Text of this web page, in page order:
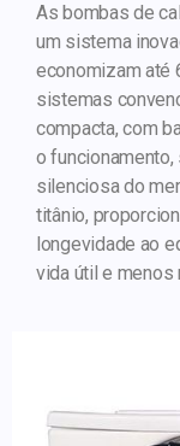
As bombas de
um sistema
economizam até
sistemas
compacta, com
o
silenciosa do
titânio,
longevidade ao
vida útil e menos